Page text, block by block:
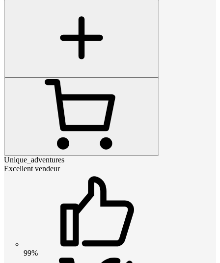
Unique_adventures
Excellent vendeur
99%